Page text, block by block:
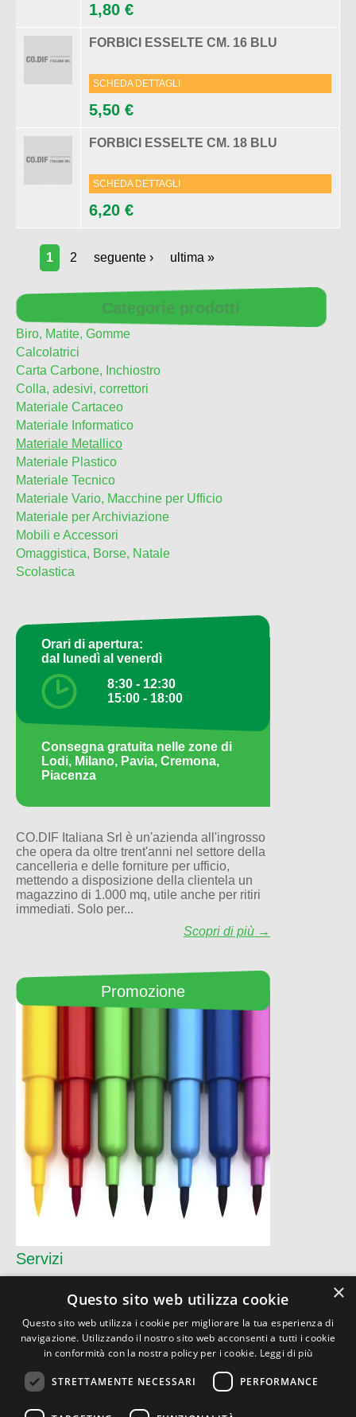
1,80 €
FORBICI ESSELTE CM. 16 BLU
SCHEDA DETTAGLI
5,50 €
FORBICI ESSELTE CM. 18 BLU
SCHEDA DETTAGLI
6,20 €
1 2 seguente › ultima »
Categorie prodotti
Biro, Matite, Gomme
Calcolatrici
Carta Carbone, Inchiostro
Colla, adesivi, correttori
Materiale Cartaceo
Materiale Informatico
Materiale Metallico
Materiale Plastico
Materiale Tecnico
Materiale Vario, Macchine per Ufficio
Materiale per Archiviazione
Mobili e Accessori
Omaggistica, Borse, Natale
Scolastica
Orari di apertura:
dal lunedì al venerdì
8:30 - 12:30
15:00 - 18:00
Consegna gratuita nelle zone di
Lodi, Milano, Pavia, Cremona,
Piacenza
CO.DIF Italiana Srl è un'azienda all'ingrosso
che opera da oltre trent'anni nel settore della
cancelleria e delle forniture per ufficio,
mettendo a disposizione della clientela un
magazzino di 1.000 mq, utile anche per ritiri
immediati. Solo per...
Scopri di più →
Promozione
Servizi
CO.DIF ITALIANA Srl
Via Torino, 9 - 26900 Lodi (LO)
P.I. 07159890156
Privacy
×
Questo sito web utilizza cookie
Questo sito web utilizza i cookie per migliorare la tua esperienza di
navigazione. Utilizzando il nostro sito web acconsenti a tutti i cookie
in conformità con la nostra policy per i cookie. Leggi di più
STRETTAMENTE NECESSARI PERFORMANCE